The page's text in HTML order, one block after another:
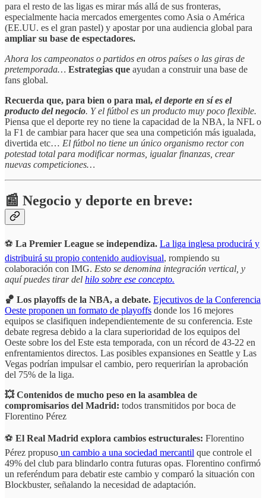
para el resto de las ligas es mirar más allá de sus fronteras,
especialmente hacia mercados emergentes como Asia o América
(EE.UU. es el gran pastel) y apostar por una audiencia global para
ampliar su base de espectadores.
Ahora los campeonatos o partidos en otros países o las giras de
pretemporada… Estrategias que ayudan a construir una base de
fans global.
Recuerda que, para bien o para mal, el deporte en sí es el
producto del negocio. Y el fútbol es un producto muy poco flexible.
Piensa que el deporte rey no tiene la capacidad de la NBA, la NFL o
la F1 de cambiar para hacer que sea una competición más igualada,
divertida etc… El fútbol no tiene un único organismo rector con
potestad total para modificar normas, igualar finanzas, crear
nuevas competiciones…
📰 Negocio y deporte en breve:
⚽ La Premier League se independiza. La liga inglesa producirá y
distribuirá su propio contenido audiovisual, rompiendo su
colaboración con IMG. Esto se denomina integración vertical, y
aquí puedes tirar del hilo sobre ese concepto.
🏀 Los playoffs de la NBA, a debate. Ejecutivos de la Conferencia
Oeste proponen un formato de playoffs donde los 16 mejores
equipos se clasifiquen independientemente de su conferencia. Este
debate regresa debido a la clara superioridad de los equipos del
Oeste sobre los del Este esta temporada, con un récord de 43-22 en
enfrentamientos directos. Las posibles expansiones en Seattle y Las
Vegas podrían impulsar el cambio, pero requerirían la aprobación
del 75% de la liga.
💥 Contenidos de mucho peso en la asamblea de
compromisarios del Madrid: todos transmitidos por boca de
Florentino Pérez
⚽ El Real Madrid explora cambios estructurales: Florentino
Pérez propuso un cambio a una sociedad mercantil que controle el
49% del club para blindarlo contra futuras opas. Florentino confirmó
un referéndum para debatir este cambio y comparó la situación con
Blockbuster, señalando la necesidad de adaptación.